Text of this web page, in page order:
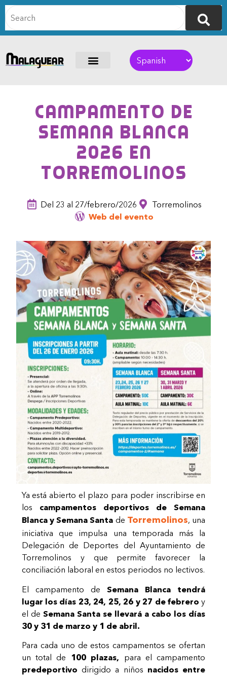
Campamento de
Semana Blanca
2026 en
Torremolinos
Del 23 al 27/febrero/2026
Torremolinos
Web del evento
Ya está abierto el plazo para poder inscribirse en
los campamentos deportivos de Semana
Blanca y Semana Santa de Torremolinos, una
iniciativa que impulsa una temporada más la
Delegación de Deportes del Ayuntamiento de
Torremolinos y que permite favorecer la
conciliación laboral en estos periodos no lectivos.
El campamento deSemana Blanca tendrá
lugar los días 23, 24, 25, 26 y 27 de febrero y
el de Semana Santa se llevará a cabo los días
30 y 31 de marzo y 1 de abril.
Para cada uno de estos campamentos se ofertan
un total de 100 plazas, para el campamento
predeportivo dirigido a niños nacidos entre